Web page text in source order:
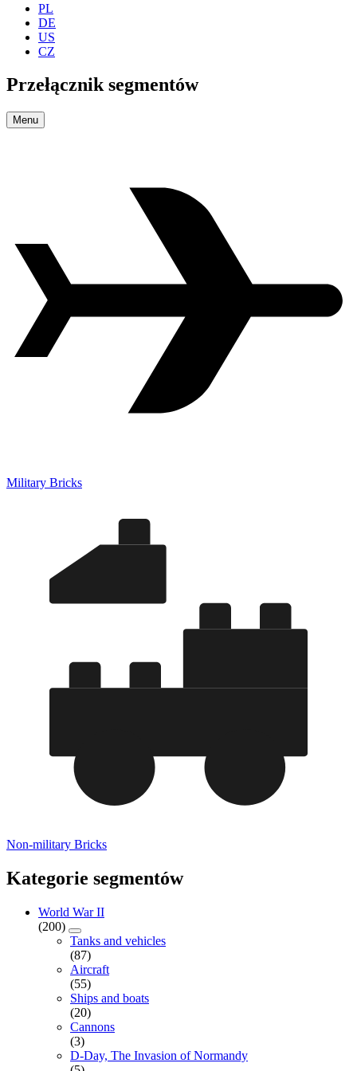
PL
DE
US
CZ
Przełącznik segmentów
Menu
Military Bricks
Non-military Bricks
Kategorie segmentów
World War II
(200)
Tanks and vehicles
(87)
Aircraft
(55)
Ships and boats
(20)
Cannons
(3)
D-Day, The Invasion of Normandy